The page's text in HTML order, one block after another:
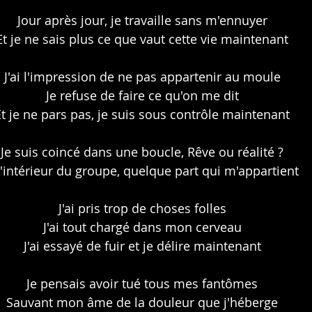
Jour après jour, je travaille sans m'ennuyer
je ne sais plus ce que vaut cette vie maintenant
J'ai l'impression de ne pas appartenir au moule
Je refuse de faire ce qu'on me dit
je ne pars pas, je suis sous contrôle maintenant
Je suis coincé dans une boucle, Rêve ou réalité ?
du groupe, quelque part qui m'appartient
J'ai pris trop de choses folles
J'ai tout chargé dans mon cerveau
J'ai essayé de fuir et je délire maintenant
Je pensais avoir tué tous mes fantômes
Sauvant mon âme de la douleur que j'héberge